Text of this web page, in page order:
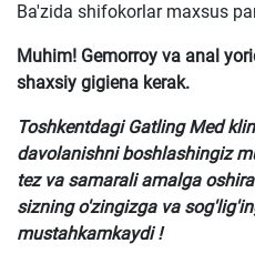
Ba'zida shifokorlar maxsus
Muhim! Gemorroy va anal
shaxsiy gigiena kerak.
Toshkentdagi Gatling Med
davolanishni boshlashingiz
tez va samarali amalga
sizning o'zingizga va
mustahkamkaydi !